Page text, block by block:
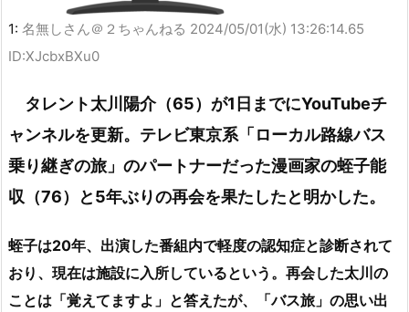
1: 名無しさん＠２ちゃんねる 2024/05/01(水) 13:26:14.65
ID:XJcbxBXu0
タレント太川陽介（65）が1日までにYouTubeチ
ャンネルを更新。テレビ東京系「ローカル路線バス
乗り継ぎの旅」のパートナーだった漫画家の蛭子能
収（76）と5年ぶりの再会を果たしたと明かした。
蛭子は20年、出演した番組内で軽度の認知症と診断されて
おり、現在は施設に入所しているという。再会した太川の
ことは「覚えてますよ」と答えたが、「バス旅」の思い出